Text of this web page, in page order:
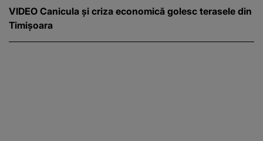
VIDEO Canicula și criza economică golesc terasele din
Timișoara